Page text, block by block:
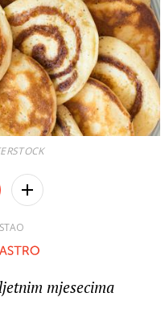
mjesecima